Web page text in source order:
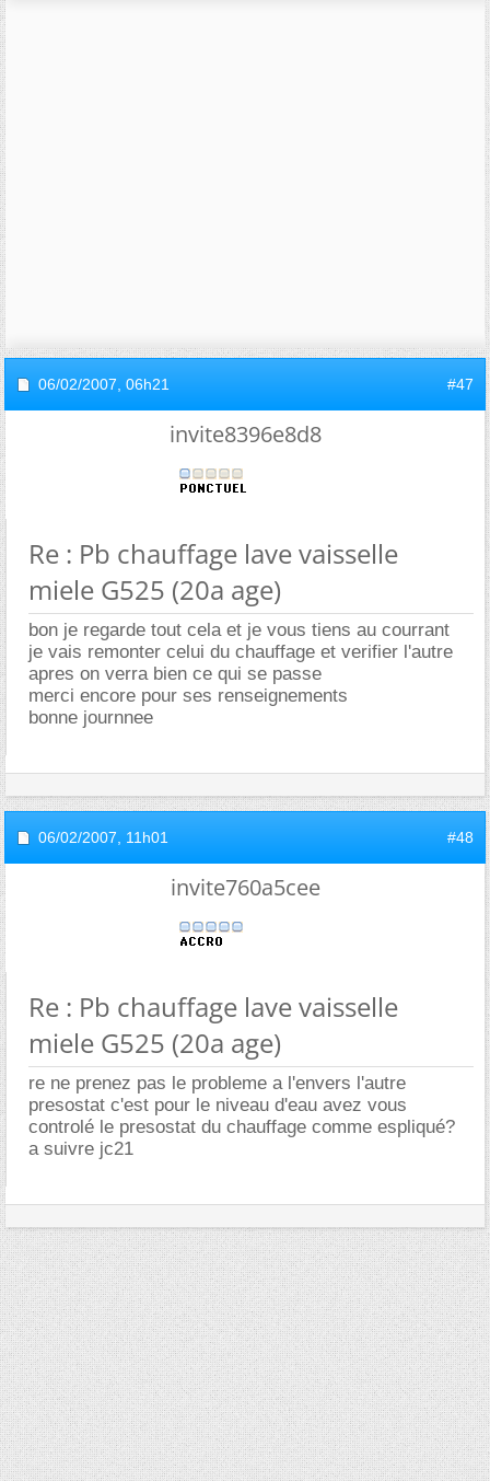
06/02/2007, 06h21 #47
invite8396e8d8
Re : Pb chauffage lave vaisselle
miele G525 (20a age)
bon je regarde tout cela et je vous tiens au courrant
je vais remonter celui du chauffage et verifier l'autre
apres on verra bien ce qui se passe
merci encore pour ses renseignements
bonne journnee
06/02/2007, 11h01 #48
invite760a5cee
Re : Pb chauffage lave vaisselle
miele G525 (20a age)
re ne prenez pas le probleme a l'envers l'autre
presostat c'est pour le niveau d'eau avez vous
controlé le presostat du chauffage comme espliqué?
a suivre jc21